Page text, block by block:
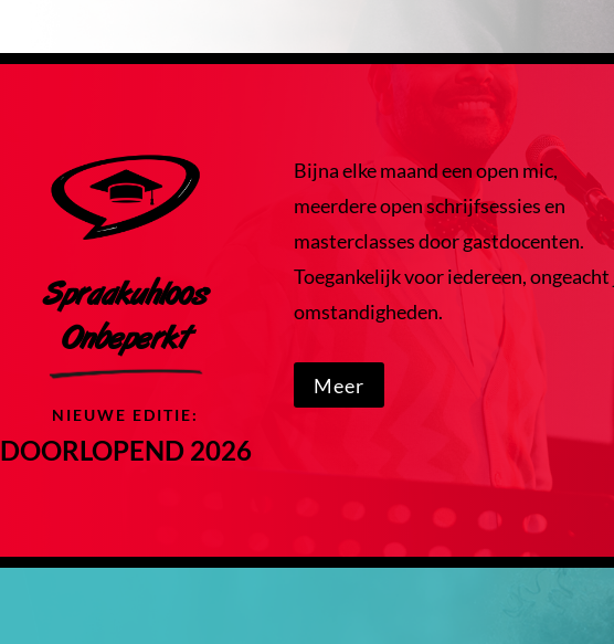
Spraakuhloos
Onbeperkt
NIEUWE EDITIE:
DOORLOPEND 2026
Bijna elke maand een open mic,
meerdere open schrijfsessies en
masterclasses door gastdocenten.
Toegankelijk voor iedereen, ongeacht
omstandigheden.
Meer